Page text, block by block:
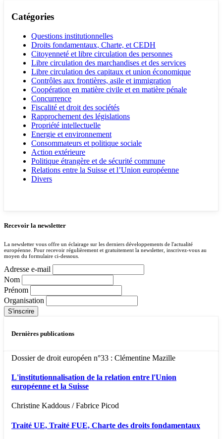
Catégories
Questions institutionnelles
Droits fondamentaux, Charte, et CEDH
Citoyenneté et libre circulation des personnes
Libre circulation des marchandises et des services
Libre circulation des capitaux et union économique
Contrôles aux frontières, asile et immigration
Coopération en matière civile et en matière pénale
Concurrence
Fiscalité et droit des sociétés
Rapprochement des législations
Propriété intellectuelle
Energie et environnement
Consommateurs et politique sociale
Action extérieure
Politique étrangère et de sécurité commune
Relations entre la Suisse et l’Union européenne
Divers
Recevoir la newsletter
La newsletter vous offre un éclairage sur les derniers développements de l'actualité
européenne. Pour recevoir régulièrement et gratuitement la newsletter, inscrivez-vous au
moyen du formulaire ci-dessous.
Adresse e-mail
Nom
Prénom
Organisation
Dernières publications
Dossier de droit européen n°33 : Clémentine Mazille
L'institutionnalisation de la relation entre l'Union
européenne et la Suisse
Christine Kaddous / Fabrice Picod
Traité UE, Traité FUE, Charte des droits fondamentaux